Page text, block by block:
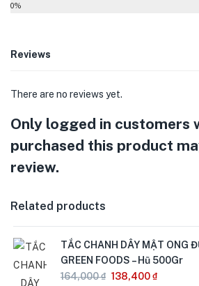
0%
Reviews
There are no reviews yet.
Only logged in customers
purchased this product
review.
Related products
TẮC CHANH DÂY MẬT ONG
GREEN FOODS – Hũ 500Gr
164,000₫ 138,400₫